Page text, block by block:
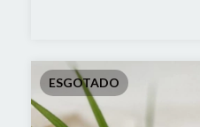
ESGOTADO